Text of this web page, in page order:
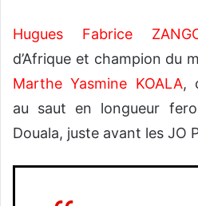
Hugues Fabrice
d’Afrique et champion du
Marthe Yasmine KOALA,
au saut en longueur
Douala, juste avant les JO